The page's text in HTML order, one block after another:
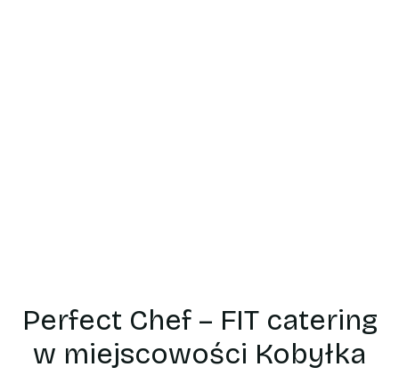
Perfect Chef – FIT catering
w miejscowości Kobyłka